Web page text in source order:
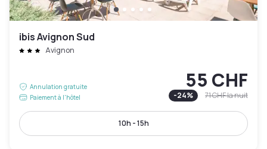
ibis Avignon Sud
Avignon
Annulation gratuite
Paiement à l'hôtel
55 CHF
-24% 71 CHFla nuit
10h - 15h